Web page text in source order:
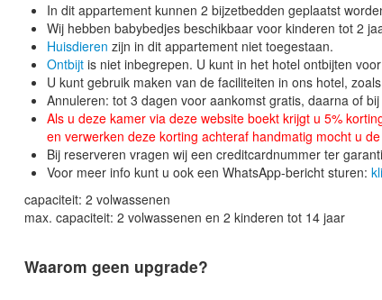
In dit appartement kunnen 2 bijzetbedden geplaatst
Wij hebben babybedjes beschikbaar voor kinderen tot 2
Huisdieren zijn in dit appartement niet toegestaan.
Ontbijt is niet inbegrepen. U kunt in het hotel ontbijten
U kunt gebruik maken van de faciliteiten in ons hotel,
Annuleren: tot 3 dagen voor aankomst gratis, daarna of
Als u deze kamer via deze website boekt krijgt u 5%
en verwerken deze korting achteraf handmatig mocht u
Bij reserveren vragen wij een creditcardnummer ter
Voor meer info kunt u ook een WhatsApp-bericht sturen:
capaciteit: 2 volwassenen
max. capaciteit: 2 volwassenen en 2 kinderen tot 14 jaar
Waarom geen upgrade?